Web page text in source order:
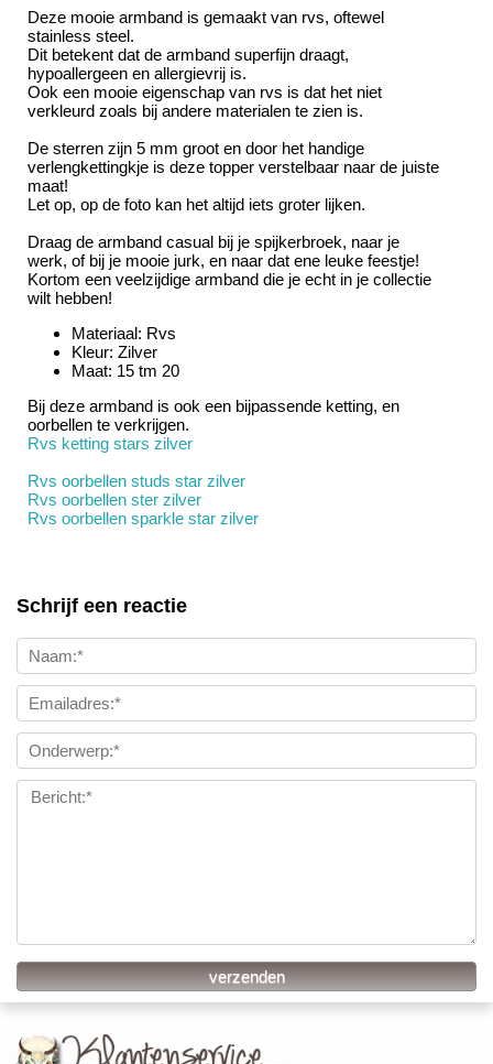
Deze mooie armband is gemaakt van rvs, oftewel
stainless steel.
Dit betekent dat de armband superfijn draagt,
hypoallergeen en allergievrij is.
Ook een mooie eigenschap van rvs is dat het niet
verkleurd zoals bij andere materialen te zien is.
De sterren zijn 5 mm groot en door het handige
verlengkettingkje is deze topper verstelbaar naar de juiste
maat!
Let op, op de foto kan het altijd iets groter lijken.
Draag de armband casual bij je spijkerbroek, naar je
werk, of bij je mooie jurk, en naar dat ene leuke feestje!
Kortom een veelzijdige armband die je echt in je collectie
wilt hebben!
Materiaal: Rvs
Kleur: Zilver
Maat: 15 tm 20
Bij deze armband is ook een bijpassende ketting, en
oorbellen te verkrijgen.
Rvs ketting stars zilver
Rvs oorbellen studs star zilver
Rvs oorbellen ster zilver
Rvs oorbellen sparkle star zilver
Schrijf een reactie